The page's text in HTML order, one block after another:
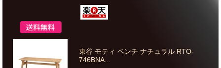
東谷 モティ ベンチ ナチュラル RTO-
746BNA...